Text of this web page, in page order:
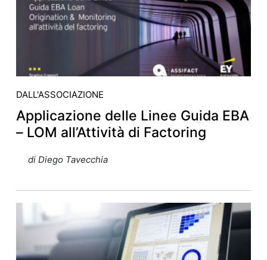
DALL'ASSOCIAZIONE
Applicazione delle Linee Guida EBA
– LOM all’Attività di Factoring
di Diego Tavecchia